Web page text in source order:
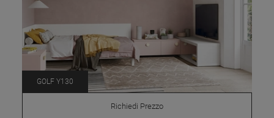
GOLF Y130
Richiedi Prezzo